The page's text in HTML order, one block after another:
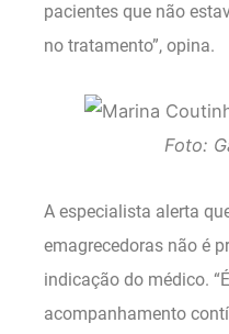
pacientes que não
no tratamento”, opina.
Foto:
A especialista alerta
emagrecedoras não é
indicação do médico.
acompanhamento